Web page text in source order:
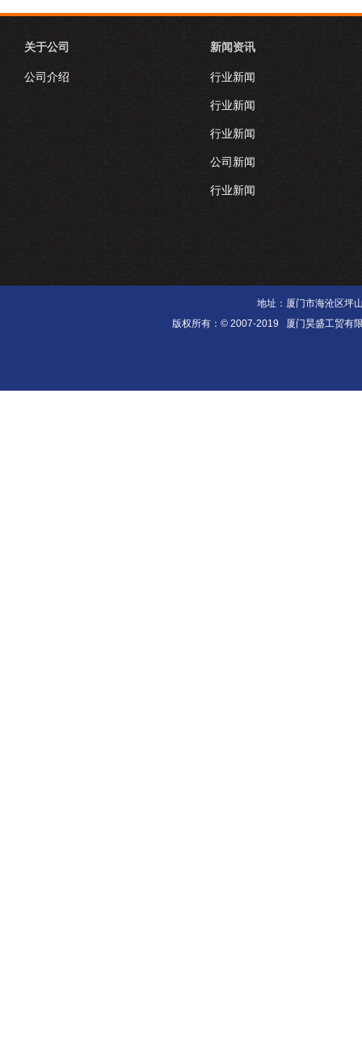
关于公司
公司介绍
新闻资讯
行业新闻
行业新闻
行业新闻
公司新闻
行业新闻
地址：厦门市海沧区
版权所有：© 2007-2019 厦门昊盛工贸